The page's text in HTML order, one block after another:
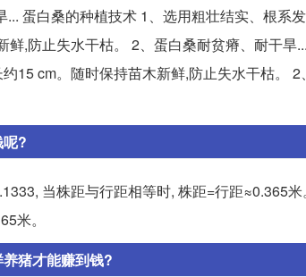
蛋白桑的种植技术 1、选用粗壮结实、根系
鲜,防止失水干枯。 2、蛋白桑耐贫瘠、耐干
15 cm。随时保持苗木新鲜,防止失水干枯。
?
当株距与行距相等时, 株距=行距≈0.365
米。
猪才能赚到钱?